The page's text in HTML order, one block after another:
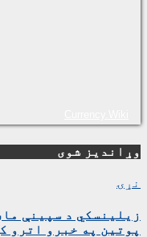
وړاندیز شوی
نړۍ
زیلینسکي د سپینې
پوتین په خبرو اترو